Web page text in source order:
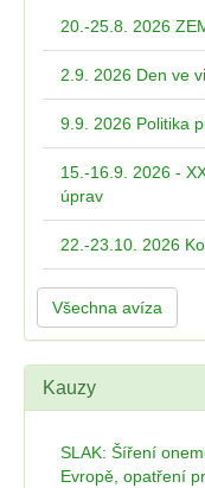
20.-25.8. 2026
2.9. 2026 Den ve
9.9. 2026 Politika
15.-16.9. 2026 -
úprav
22.-23.10. 2026
Všechna avíza
Kauzy
SLAK: Šíření
Evropě, opatření